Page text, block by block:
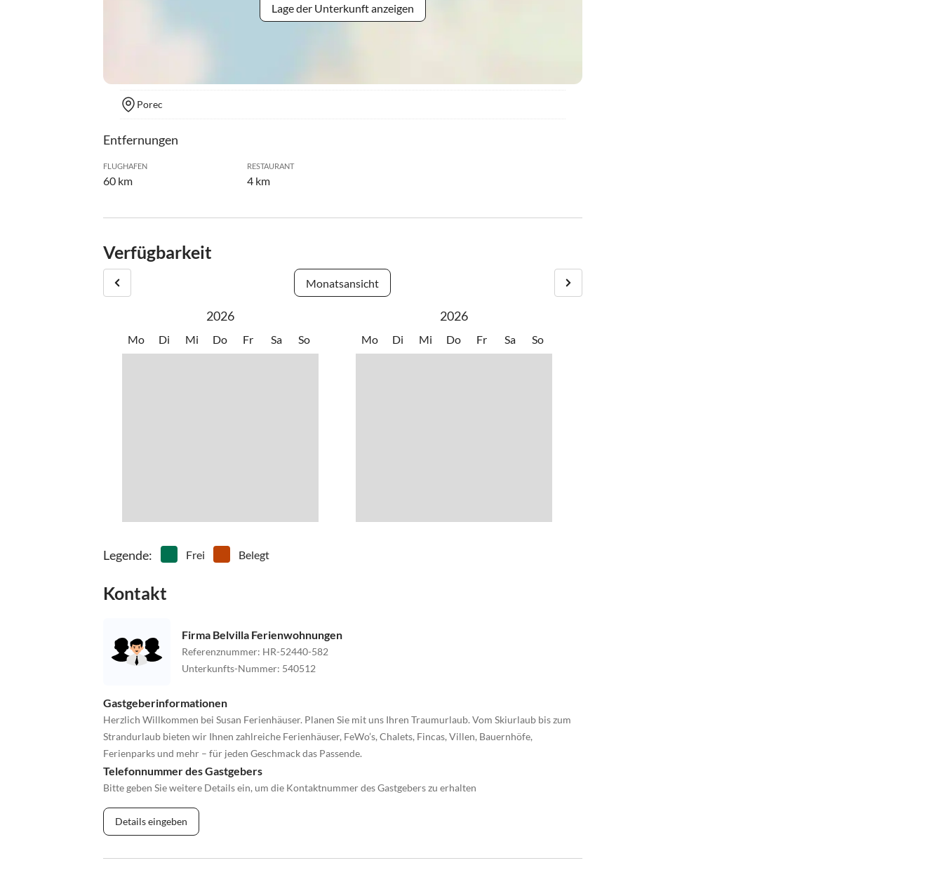
Lage der Unterkunft anzeigen
Porec
Entfernungen
FLUGHAFEN
60 km
RESTAURANT
4 km
Verfügbarkeit
Monatsansicht
2026
Mo Di Mi Do Fr Sa So
2026
Mo Di Mi Do Fr Sa So
Legende: Frei Belegt
Kontakt
Firma Belvilla Ferienwohnungen
Referenznummer: HR-52440-582
Unterkunfts-Nummer: 540512
Gastgeberinformationen
Herzlich Willkommen bei Susan Ferienhäuser. Planen Sie mit uns Ihren Traumurlaub. Vom Skiurlaub bis zum
Strandurlaub bieten wir Ihnen zahlreiche Ferienhäuser, FeWo’s, Chalets, Fincas, Villen, Bauernhöfe,
Ferienparks und mehr – für jeden Geschmack das Passende.
Telefonnummer des Gastgebers
Bitte geben Sie weitere Details ein, um die Kontaktnummer des Gastgebers zu erhalten
Details eingeben